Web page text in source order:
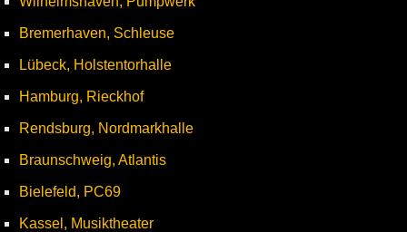
Bremerhaven, Schleuse
Lübeck, Holstentorhalle
Hamburg, Rieckhof
Rendsburg, Nordmarkhalle
Braunschweig, Atlantis
Bielefeld, PC69
Kassel, Musiktheater